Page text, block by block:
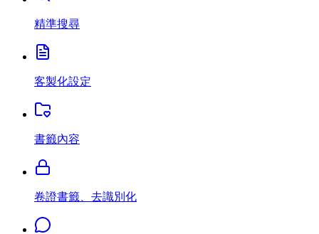
精準搜尋
客製化設定
書籤內容
卷證書籤、去識別化